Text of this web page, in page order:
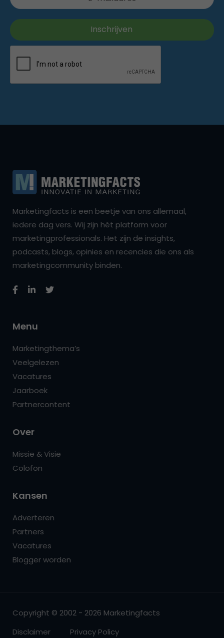
Marketingfacts is een beetje van ons allemaal,
iedere dag vers. Wij zijn hét platform voor
marketingprofessionals. Het zijn de insights,
podcasts, blogs, opinies en recencies die ons als
marketingcommunity binden.
Menu
Marketingthema’s
Veelgelezen
Vacatures
Jaarboek
Partnercontent
Over
Missie & Visie
Colofon
Kansen
Adverteren
Partners
Vacatures
Blogger worden
Copyright © 2002 - 2026 Marketingfacts
Disclaimer
Privacy Policy